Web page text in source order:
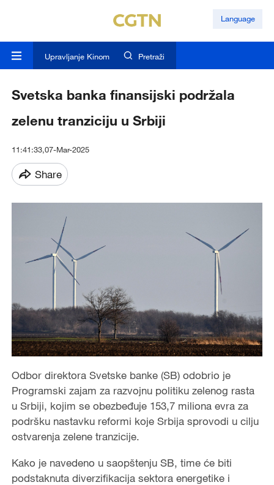
Language
Upravljanje Kinom Pretraži
Svetska banka finansijski podržala
zelenu tranziciju u Srbiji
11:41:33,07-Mar-2025
Share
Odbor direktora Svetske banke (SB) odobrio je
Programski zajam za razvojnu politiku zelenog rasta
u Srbiji, kojim se obezbeđuje 153,7 miliona evra za
podršku nastavku reformi koje Srbija sprovodi u cilju
ostvarenja zelene tranzicije.
Kako je navedeno u saopštenju SB, time će biti
podstaknuta diverzifikacija sektora energetike i